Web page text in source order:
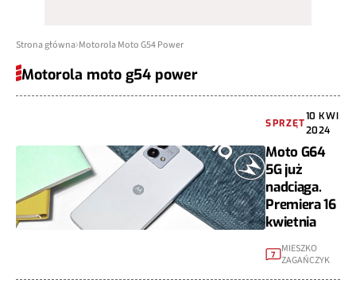
Strona główna Motorola Moto G54 Power
Motorola moto g54 power
SPRZĘT
10 KWI
2024
Moto G64
5G już
nadciąga.
Premiera 16
kwietnia
7
MIESZKO
ZAGAŃCZYK